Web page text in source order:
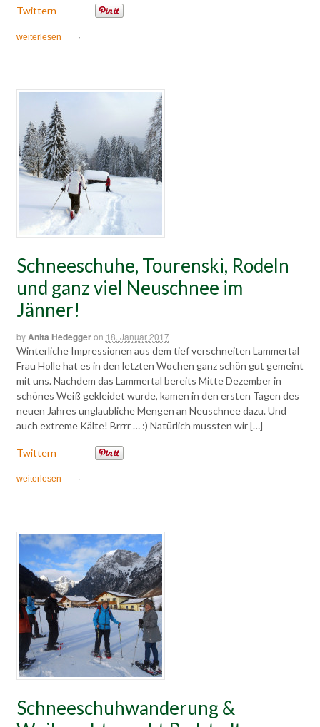
Twittern
weiterlesen ·
Schneeschuhe, Tourenski, Rodeln
und ganz viel Neuschnee im
Jänner!
byAnita Hedeggeron 18. Januar 2017
Winterliche Impressionen aus dem tief verschneiten Lammertal
Frau Holle hat es in den letzten Wochen ganz schön gut gemeint
mit uns. Nachdem das Lammertal bereits Mitte Dezember in
schönes Weiß gekleidet wurde, kamen in den ersten Tagen des
neuen Jahres unglaubliche Mengen an Neuschnee dazu. Und
auch extreme Kälte! Brrrr … :) Natürlich mussten wir […]
Twittern
weiterlesen ·
Schneeschuhwanderung &